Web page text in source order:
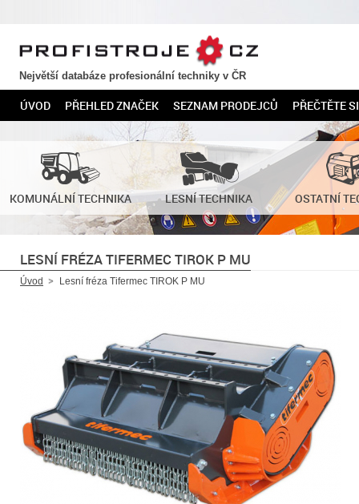
PROFISTROJE.CZ
Největší databáze profesionální techniky v ČR
ÚVOD PŘEHLED ZNAČEK SEZNAM PRODEJCŮ PŘEČTĚTE SI
KOMUNÁLNÍ TECHNIKA LESNÍ TECHNIKA OSTATNÍ
LESNÍ FRÉZA TIFERMEC TIROK P MU
Úvod Lesní fréza Tifermec TIROK P MU